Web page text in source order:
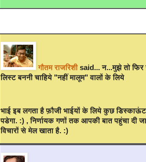
गौतम राजरिशी said... न...मुझे तो
लिस्ट बननी चाहिये "नहीं मालूम" वालों के लिये
भाई इब लगता है फ़ौजी भाईयों के लिये कुछ
पडेगा. :) , निर्णायक गणों तक आपकी बात पहुंचा दी
विचारों से मेल खाता है. :)